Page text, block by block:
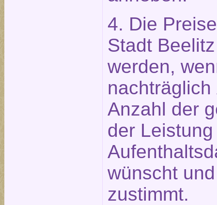
4. Die
Stadt
werden,
Anzahl der
der
wünscht
zustimmt.